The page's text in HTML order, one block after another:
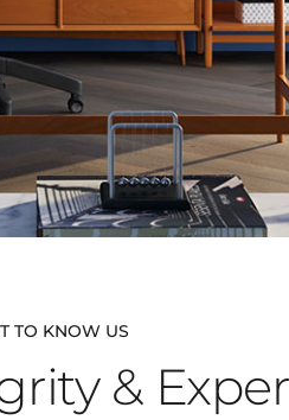
TO KNOW US
&